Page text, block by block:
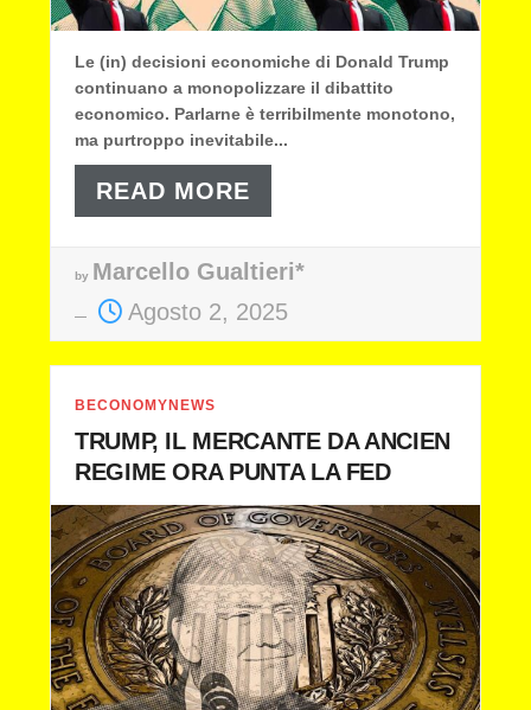
Le (in) decisioni economiche di Donald Trump
continuano a monopolizzare il dibattito
economico. Parlarne è terribilmente monotono,
ma purtroppo inevitabile...
READ MORE
by Marcello Gualtieri*
Agosto 2, 2025
BECONOMYNEWS
TRUMP, IL MERCANTE DA ANCIEN
REGIME ORA PUNTA LA FED